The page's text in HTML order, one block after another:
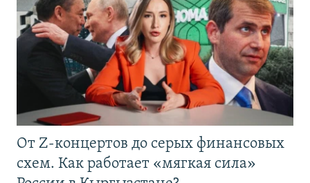
От Z-концертов до серых финансовых
схем. Как работает «мягкая сила»